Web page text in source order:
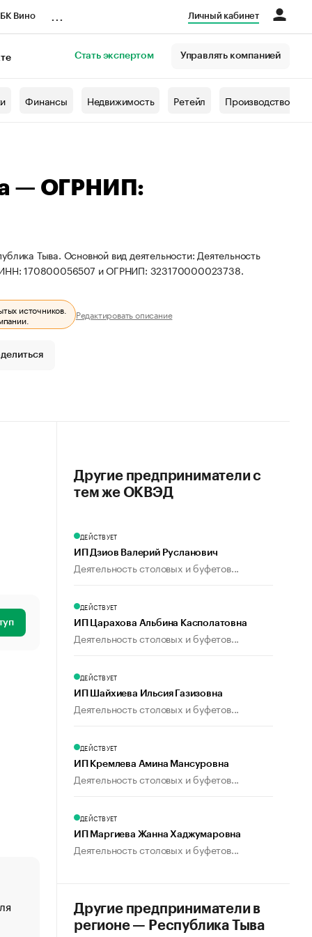
Вино Личный кабинет
Стать экспертом Управлять компанией
Финансы Недвижимость Ретейл Производство
— ОГРНИП:
Тыва. Основной вид деятельности: Деятельность
ИНН: 170800056507 и ОГРНИП: 323170000023738.
источников.
Редактировать описание
«От спорта тело стареет иначе». Как живет глава
создавшей GTA
Другие предприниматели с
тем же ОКВЭД
ДЕЙСТВУЕТ
ИП Дзиов Валерий Русланович
Деятельность столовых и буфетов...
ДЕЙСТВУЕТ
ИП Царахова Альбина Касполатовна
Деятельность столовых и буфетов...
ДЕЙСТВУЕТ
ИП Шайхиева Ильсия Газизовна
Деятельность столовых и буфетов...
ДЕЙСТВУЕТ
ИП Кремлева Амина Мансуровна
Деятельность столовых и буфетов...
ДЕЙСТВУЕТ
ИП Маргиева Жанна Хаджумаровна
Деятельность столовых и буфетов...
Другие предприниматели в
регионе — Республика Тыва